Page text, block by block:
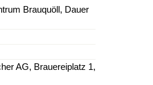
Brauquöll, Dauer
AG, Brauereiplatz 1,